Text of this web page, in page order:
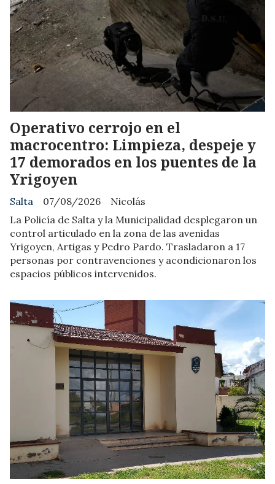
Operativo cerrojo en el
macrocentro: Limpieza, despeje y
17 demorados en los puentes de la
Yrigoyen
Nicolás
Salta
07/08/2026
La Policía de Salta y la Municipalidad desplegaron un
control articulado en la zona de las avenidas
Yrigoyen, Artigas y Pedro Pardo. Trasladaron a 17
personas por contravenciones y acondicionaron los
espacios públicos intervenidos.